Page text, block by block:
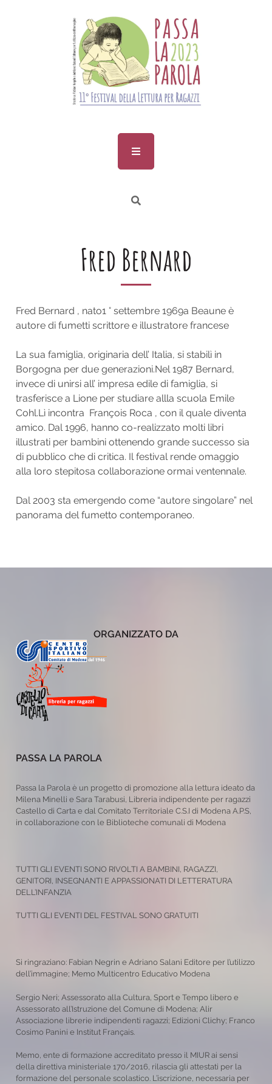
Fred Bernard
Fred Bernard , nato1 ° settembre 1969a Beaune è
autore di fumetti scrittore e illustratore francese
La sua famiglia, originaria dell’ Italia, si stabilì in
Borgogna per due generazioni.Nel 1987 Bernard,
invece di unirsi all’ impresa edile di famiglia, si
trasferisce a Lione per studiare allla scuola Emile
Cohl.Lì incontra François Roca , con il quale diventa
amico. Dal 1996, hanno co-realizzato molti libri
illustrati per bambini ottenendo grande successo sia
di pubblico che di critica. Il festival rende omaggio
alla loro stepitosa collaborazione ormai ventennale.
Dal 2003 sta emergendo come “autore singolare” nel
panorama del fumetto contemporaneo.
ORGANIZZATO DA
PASSA LA PAROLA
Passa la Parola è un progetto di promozione alla lettura ideato da
Milena Minelli e Sara Tarabusi, Libreria indipendente per ragazzi
Castello di Carta e dal Comitato Territoriale C.S.I di Modena A.P.S,
in collaborazione con le Biblioteche comunali di Modena
TUTTI GLI EVENTI SONO RIVOLTI A BAMBINI, RAGAZZI,
GENITORI, INSEGNANTI E APPASSIONATI DI LETTERATURA
DELL’INFANZIA
TUTTI GLI EVENTI DEL FESTIVAL SONO GRATUITI
Si ringraziano: Fabian Negrin e Adriano Salani Editore per l’utilizzo
dell’immagine; Memo Multicentro Educativo Modena
Sergio Neri; Assessorato alla Cultura, Sport e Tempo libero e
Assessorato all’Istruzione del Comune di Modena; Alir
Associazione librerie indipendenti ragazzi; Edizioni Clichy; Franco
Cosimo Panini e Institut Français.
Memo, ente di formazione accreditato presso il MIUR ai sensi
della direttiva ministeriale 170/2016, rilascia gli attestati per la
formazione del personale scolastico. L’iscrizione, necessaria per